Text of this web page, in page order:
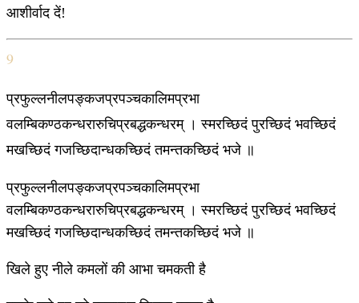
आशीर्वाद दें!
9
प्रफुल्लनीलपङ्कजप्रपञ्चकालिमप्रभा
वलम्बिकण्ठकन्धरारुचिप्रबद्धकन्धरम् । स्मरच्छिदं पुरच्छिदं भवच्छिदं
मखच्छिदं गजच्छिदान्धकच्छिदं तमन्तकच्छिदं भजे ॥
प्रफुल्लनीलपङ्कजप्रपञ्चकालिमप्रभा
वलम्बिकण्ठकन्धरारुचिप्रबद्धकन्धरम् । स्मरच्छिदं पुरच्छिदं भवच्छिदं
मखच्छिदं गजच्छिदान्धकच्छिदं तमन्तकच्छिदं भजे ॥
खिले हुए नीले कमलों की आभा चमकती है